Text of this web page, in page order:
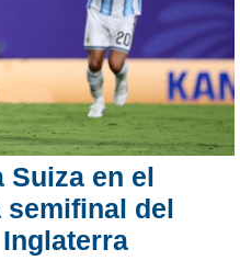
Suiza en el
semifinal del